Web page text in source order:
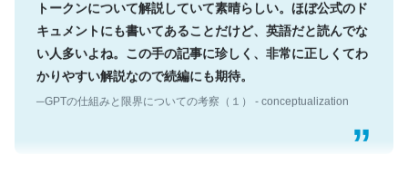
キュメントにも書いてあることだけど、英語だと読んでな
い人多いよね。この手の記事に珍しく、非常に正しくてわ
かりやすい解説なので続編にも期待。